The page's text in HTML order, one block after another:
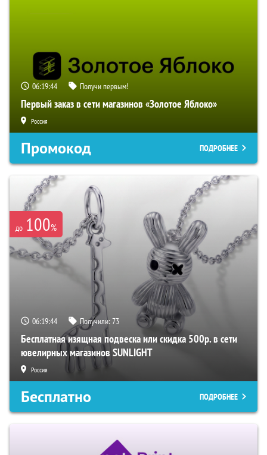
06:19:42 Получи первым!
Первый заказ в сети магазинов «Золотое Яблоко»
Россия
Промокод ПОДРОБНЕЕ
до 100%
06:19:42 Получили:73
Бесплатная изящная подвеска или скидка 500р. в сети
ювелирных магазинов SUNLIGHT
Россия
Бесплатно ПОДРОБНЕЕ